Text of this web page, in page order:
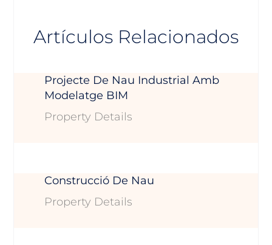
Artículos Relacionados
Projecte De Nau Industrial Amb
Modelatge BIM
Property Details
Construcció De Nau
Property Details